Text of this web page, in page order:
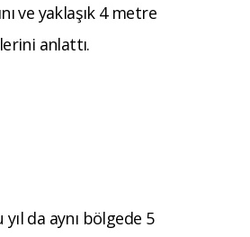
ve yaklaşık 4 metre
anlattı.
da aynı bölgede 5